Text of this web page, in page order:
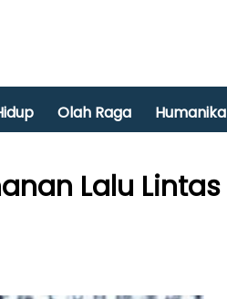
Olah Raga Humanika
Lalu Lintas